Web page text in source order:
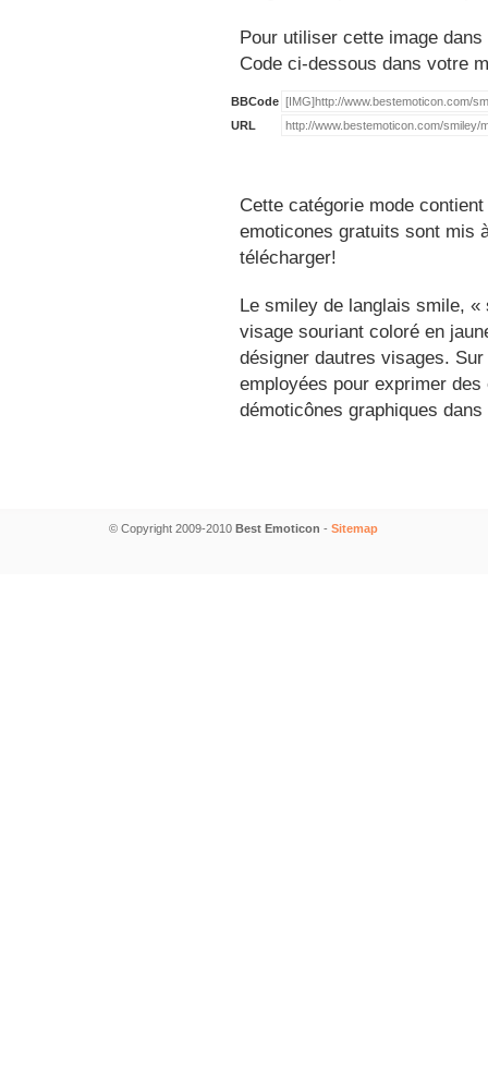
Pour utiliser cette image
Code ci-dessous dans votre
BBCode
URL
Cette catégorie mode
emoticones gratuits sont mis
télécharger!
Le smiley de langlais smile,
visage souriant coloré en
désigner dautres visages.
employées pour exprimer
démoticônes graphiques
© Copyright 2009-2010 Best Emoticon - Sitemap